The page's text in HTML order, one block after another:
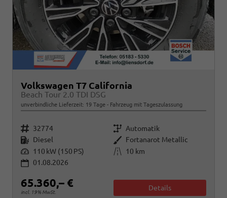
Volkswagen T7 California
Beach Tour 2.0 TDI DSG
unverbindliche Lieferzeit: 19 Tage Fahrzeug mit Tageszulassung
Fahrzeugnr. 32774 Getriebe Automatik
Kraftstoff Diesel Außenfarbe Fortanarot Metallic
Leistung 110 kW (150 PS) Kilometerstand
10 km
01.08.2026
65.360,– €
incl. 19% MwSt.
Details